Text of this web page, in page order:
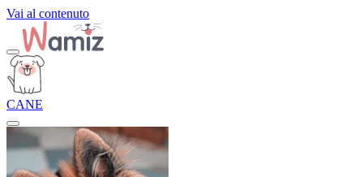
Vai al contenuto
CANE